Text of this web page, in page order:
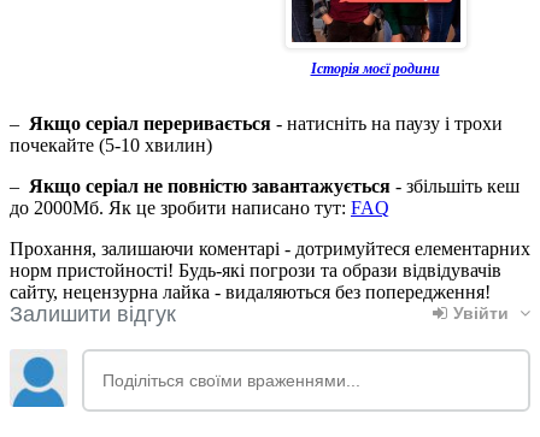
Історія моєї родини
– Якщо серіал переривається - натисніть на паузу і трохи
почекайте (5-10 хвилин)
– Якщо серіал не повністю завантажується - збільшіть кеш
до 2000Мб. Як це зробити написано тут: FAQ
Прохання, залишаючи коментарі - дотримуйтеся елементарних
норм пристойності! Будь-які погрози та образи відвідувачів
сайту, нецензурна лайка - видаляються без попередження!